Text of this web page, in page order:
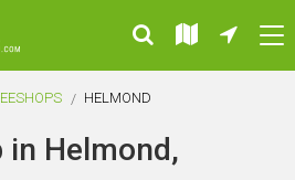
HELMOND
Helmond,